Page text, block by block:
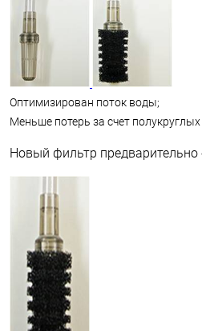
Оптимизирован поток воды;
Меньше потерь за счет
Новый фильтр предварительно